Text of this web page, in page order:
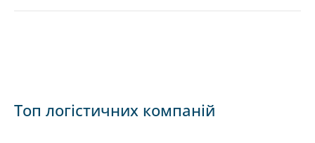
Топ логістичних компаній